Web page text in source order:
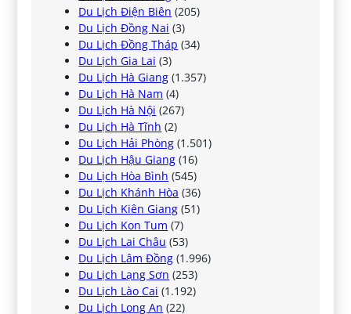
Du Lịch Điện Biên (205)
Du Lịch Đồng Nai (3)
Du Lịch Đồng Tháp (34)
Du Lịch Gia Lai (3)
Du Lịch Hà Giang (1.357)
Du Lịch Hà Nam (4)
Du Lịch Hà Nội (267)
Du Lịch Hà Tĩnh (2)
Du Lịch Hải Phòng (1.501)
Du Lịch Hậu Giang (16)
Du Lịch Hòa Bình (545)
Du Lịch Khánh Hòa (36)
Du Lịch Kiên Giang (51)
Du Lịch Kon Tum (7)
Du Lịch Lai Châu (53)
Du Lịch Lâm Đồng (1.996)
Du Lịch Lạng Sơn (253)
Du Lịch Lào Cai (1.192)
Du Lịch Long An (22)